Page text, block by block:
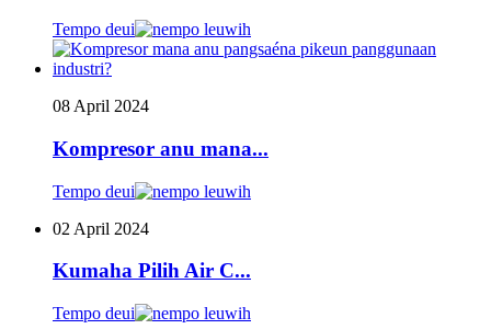
Tempo deui
08 April 2024
Kompresor anu mana...
Tempo deui
02 April 2024
Kumaha Pilih Air C...
Tempo deui